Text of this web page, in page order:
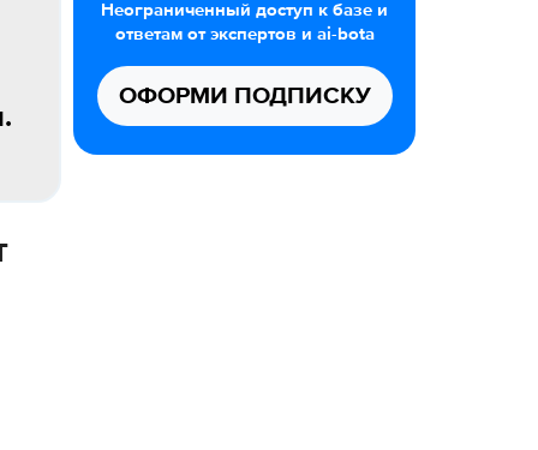
Неограниченный доступ к базе и
ответам от экспертов и ai-bota
ОФОРМИ ПОДПИСКУ